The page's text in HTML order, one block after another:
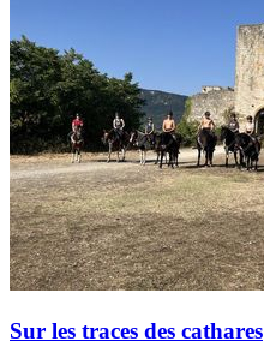
Sur les traces des cathares